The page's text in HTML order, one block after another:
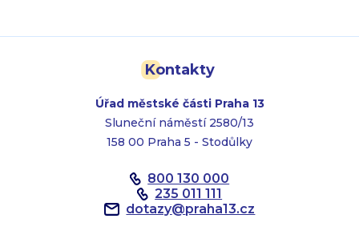
Kontakty
Úřad městské části Praha 13
Sluneční náměstí 2580/13
158 00 Praha 5 - Stodůlky
800 130 000
235 011 111
dotazy@praha13.cz